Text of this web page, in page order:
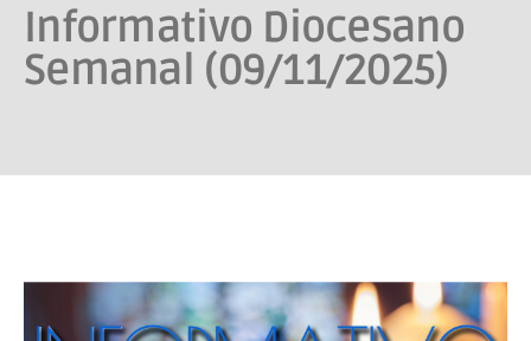
Informativo Diocesano
Semanal (09/11/2025)